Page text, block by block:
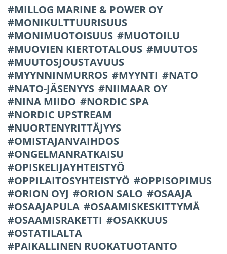
MILLOG MARINE & POWER OY
MONIKULTTUURISUUS
MONIMUOTOISUUS
MUOTOILU
MUOVIEN KIERTOTALOUS
MUUTOS
MUUTOSJOUSTAVUUS
MYYNNINMURROS
MYYNTI
NATO
NATO-JÄSENYYS
NIIMAAR OY
NINA MIIDO
NORDIC SPA
NORDIC UPSTREAM
NUORTENYRITTÄJYYS
OMISTAJANVAIHDOS
ONGELMANRATKAISU
OPISKELIJAYHTEISTYÖ
OPPILAITOSYHTEISTYÖ
OPPISOPIMUS
ORION OYJ
ORION SALO
OSAAJA
OSAAJAPULA
OSAAMISKESKITTYMÄ
OSAAMISRAKETTI
OSAKKUUS
OSTATILALTA
PAIKALLINEN RUOKATUOTANTO